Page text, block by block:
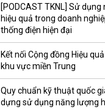
[PODCAST TKNL] Sử
hiệu quả trong doanh
thống điện hiện đại
Kết nối Cộng đồng Hiệu
khu vực miền Trung
Quy chuẩn kỹ thuật quốc
dựng sử dụng năng lượng